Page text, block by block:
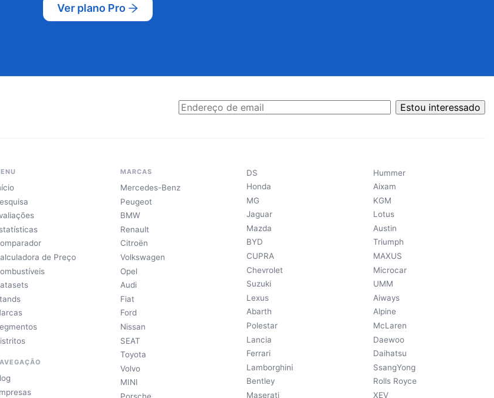
Ver plano Pro
Estou interessado
de Preço
MARCAS
Mercedes-Benz
Peugeot
BMW
Renault
Citroën
Volkswagen
Opel
Audi
Fiat
Ford
Nissan
SEAT
Toyota
Volvo
MINI
DS
Honda
MG
Jaguar
Mazda
BYD
CUPRA
Chevrolet
Suzuki
Lexus
Abarth
Polestar
Lancia
Ferrari
Lamborghini
Bentley
Maserati
Hummer
Aixam
KGM
Lotus
Austin
Triumph
MAXUS
Microcar
UMM
Aiways
Alpine
McLaren
Daewoo
Daihatsu
SsangYong
Rolls Royce
XEV